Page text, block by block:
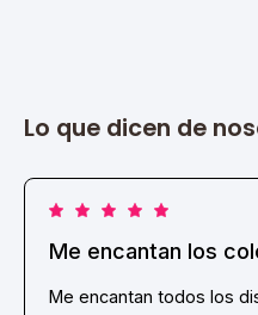
Lo que dicen de
Me encantan los
Me encantan todos los